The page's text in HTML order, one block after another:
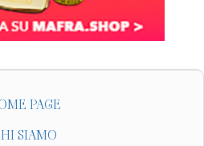
PAGE
SIAMO